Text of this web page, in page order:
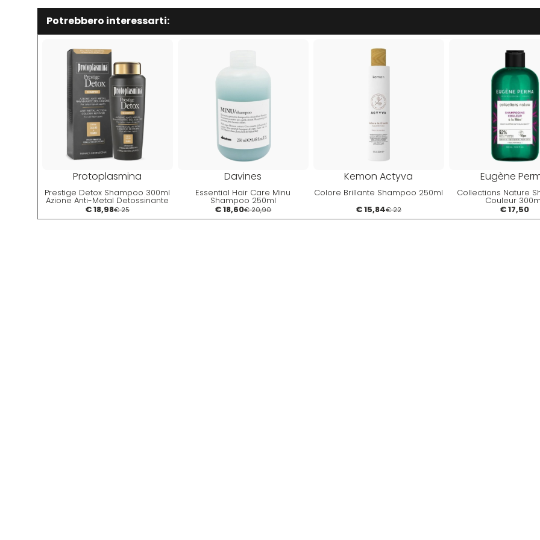
Potrebbero interessarti:
Protoplasmina
Prestige Detox Shampoo 300ml
Azione Anti-Metal Detossinante
Ravvivante Del Colore
€ 18,98€ 25
Davines
Essential Hair Care Minu
Shampoo 250ml
€ 18,60€ 20,90
Kemon Actyva
Colore Brillante Shampoo 250ml
€ 15,84€ 22
Eugène
Collections Nature
Couleur
€ 17,50